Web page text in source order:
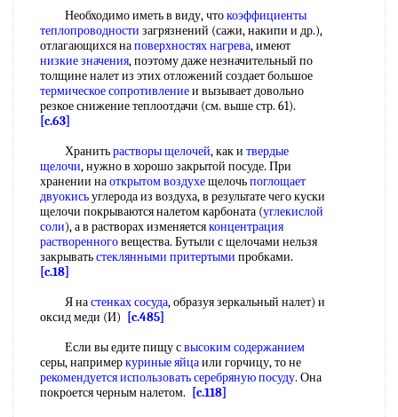
Необходимо иметь в виду, чтокоэффициенты
теплопроводности загрязнений (сажи, накипи и др.),
отлагающихся наповерхностях нагрева, имеют
низкие значения, поэтому даже незначительный по
толщине налет из этих отложений создает большое
термическое сопротивлениеи вызывает довольно
резкое снижение теплоотдачи (см. выше стр. 61).
[c.63]
Хранитьрастворы щелочей, как и твердые
щелочи, нужно в хорошо закрытой посуде. При
хранении наоткрытом воздухещелочьпоглощает
двуокисьуглерода из воздуха, в результате чего куски
щелочи покрываются налетом карбоната (углекислой
соли), а в растворах изменяетсяконцентрация
растворенноговещества. Бутыли с щелочами нельзя
закрыватьстеклянными притертыми пробками.
[c.18]
Я настенках сосуда, образуя зеркальный налет) и
оксид меди (И)
[c.485]
Если вы едите пищу свысоким содержанием
серы, напримеркуриные яйцаили горчицу, то не
рекомендуется использоватьсеребряную посуду. Она
покроется черным налетом.
[c.118]